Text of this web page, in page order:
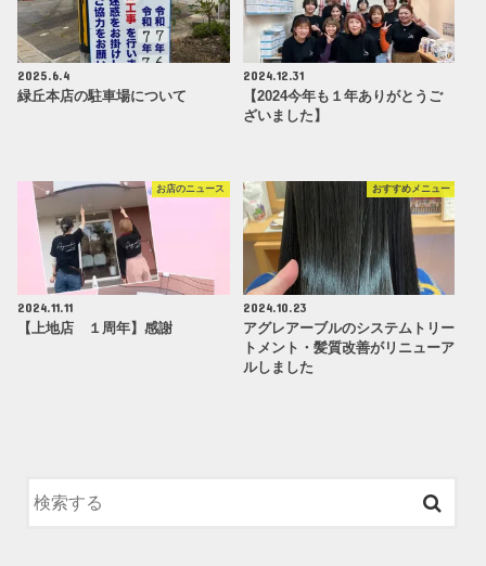
2025.6.4
緑丘本店の駐車場について
2024.12.31
【2024今年も１年ありがとうご
ざいました】
お店のニュース
2024.11.11
【上地店 １周年】感謝
おすすめメニュー
2024.10.23
アグレアーブルのシステムトリー
トメント・髪質改善がリニューア
ルしました